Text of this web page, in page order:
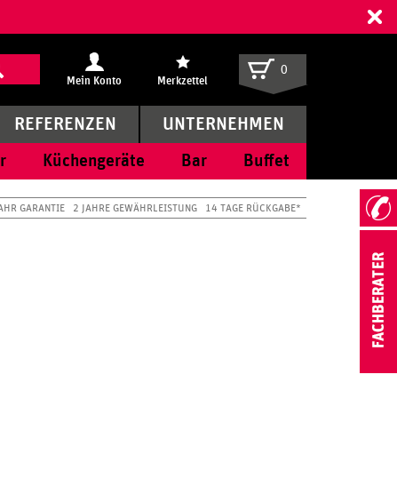
Mein Konto Merkzettel
0
Küchengeräte Bar Buffet
REFERENZEN UNTERNEHMEN
GARANTIE 2 JAHRE GEWÄHRLEISTUNG 14 TAGE RÜCKGABE*